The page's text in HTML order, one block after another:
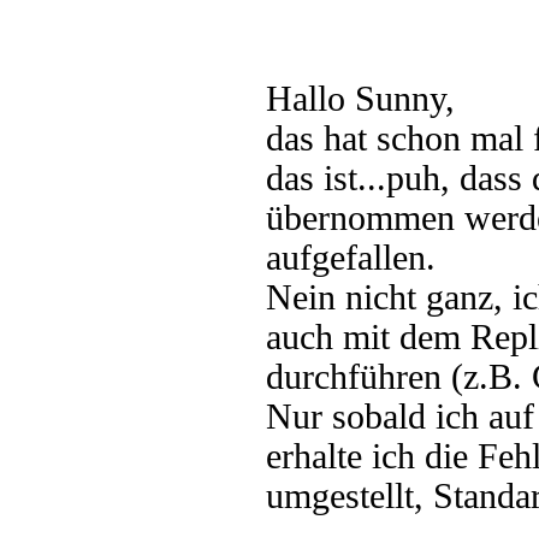
Hallo Sunny,
das hat schon
das ist...puh,
übernommen
aufgefallen.
Nein nicht ganz,
auch mit dem
durchführen (z.B.
Nur sobald ich
erhalte ich die
umgestellt,